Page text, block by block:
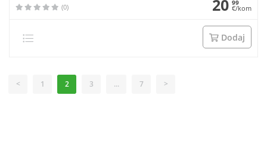
(0) 20 99
€/kom
Dodaj
< 1 2 3 ... 7 >